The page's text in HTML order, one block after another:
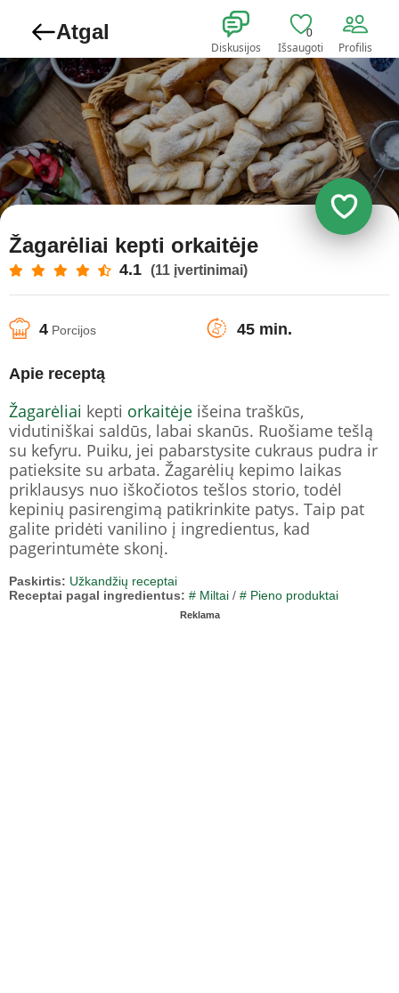
Atgal
Diskusijos
0
Išsaugoti Profilis
Žagarėliai kepti orkaitėje
4.1 (11 įvertinimai)
4 Porcijos 45 min.
Apie receptą
Žagarėliai kepti orkaitėje išeina traškūs,
vidutiniškai saldūs, labai skanūs. Ruošiame tešlą
su kefyru. Puiku, jei pabarstysite cukraus pudra ir
patieksite su arbata. Žagarėlių kepimo laikas
priklausys nuo iškočiotos tešlos storio, todėl
kepinių pasirengimą patikrinkite patys. Taip pat
galite pridėti vanilino į ingredientus, kad
pagerintumėte skonį.
Paskirtis: Užkandžių receptai
Receptai pagal ingredientus: # Miltai / # Pieno produktai
Reklama